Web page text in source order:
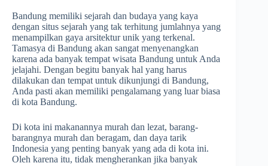
Bandung memiliki sejarah dan budaya yang kaya
dengan situs sejarah yang tak terhitung jumlahnya yang
menampilkan gaya arsitektur unik yang terkenal.
Tamasya di Bandung akan sangat menyenangkan
karena ada banyak tempat wisata Bandung untuk Anda
jelajahi. Dengan begitu banyak hal yang harus
dilakukan dan tempat untuk dikunjungi di Bandung,
Anda pasti akan memiliki pengalamang yang luar biasa
di kota Bandung.
Di kota ini makanannya murah dan lezat, barang-
barangnya murah dan beragam, dan daya tarik
Indonesia yang penting banyak yang ada di kota ini.
Oleh karena itu, tidak mengherankan jika banyak